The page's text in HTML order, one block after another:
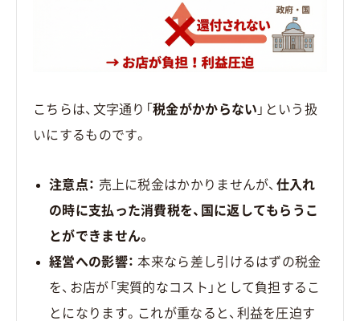
こちらは、文字通り「 税金がかからない 」という扱
いにするものです。
注意点： 売上に税金はかかりませんが、 仕入れ
の時に支払った消費税を、国に返してもらうこ
とができません。
経営への影響： 本来なら差し引けるはずの税金
を、お店が「実質的なコスト」として負担するこ
とになります。これが重なると、利益を圧迫す